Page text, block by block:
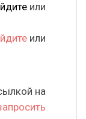
или
или
на